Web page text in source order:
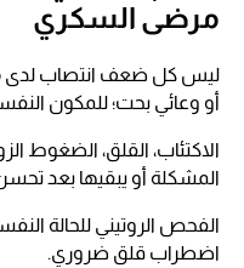
مرضى السكري
ليس كل ضعف انتصاب لدى
أو وعائي بحت؛ للمكون
الاكتئاب، القلق، الضغوط
المشكلة أو يبقيها بعد
الفحص الروتيني للحالة
اضطراب قلق ضروري.